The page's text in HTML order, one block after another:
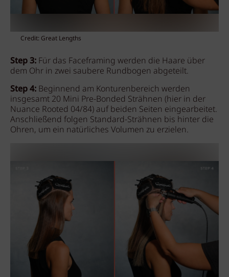
Credit: Great Lengths
Step 3: Für das Faceframing werden die Haare über
dem Ohr in zwei saubere Rundbogen abgeteilt.
Step 4: Beginnend am Konturenbereich werden
insgesamt 20 Mini Pre-Bonded Strähnen (hier in der
Nuance Rooted 04/84) auf beiden Seiten eingearbeitet.
Anschließend folgen Standard-Strähnen bis hinter die
Ohren, um ein natürliches Volumen zu erzielen.